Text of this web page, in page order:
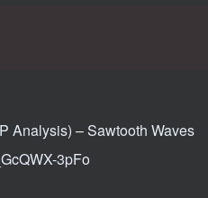
Analysis) – Sawtooth Waves
3pFo